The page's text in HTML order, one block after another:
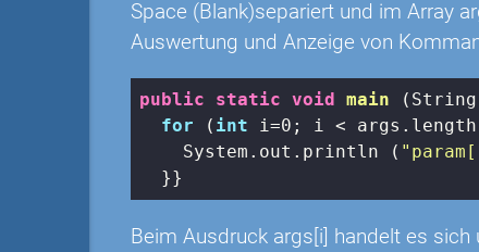
Space (Blank)separiert und im Array
Auswertung und Anzeige von
public static void main
for ( int i=0 ; i <
    System.out.println (
  }}
Beim Ausdruck args[i] handelt es sich